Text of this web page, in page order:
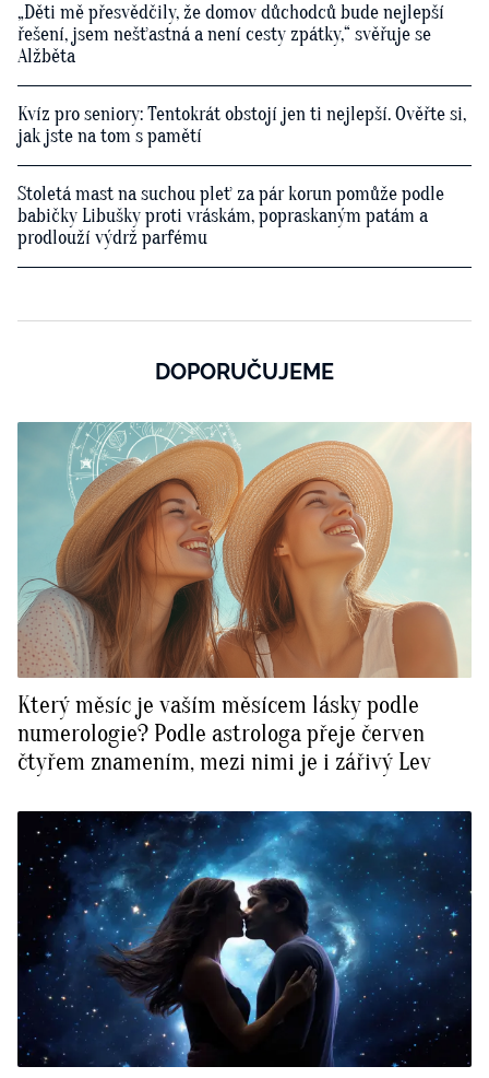
„Děti mě přesvědčily, že domov důchodců bude nejlepší
řešení, jsem nešťastná a není cesty zpátky,“ svěřuje se
Alžběta
Kvíz pro seniory: Tentokrát obstojí jen ti nejlepší. Ověřte si,
jak jste na tom s pamětí
Stoletá mast na suchou pleť za pár korun pomůže podle
babičky Libušky proti vráskám, popraskaným patám a
prodlouží výdrž parfému
DOPORUČUJEME
Který měsíc je vaším měsícem lásky podle
numerologie? Podle astrologa přeje červen
čtyřem znamením, mezi nimi je i zářivý Lev